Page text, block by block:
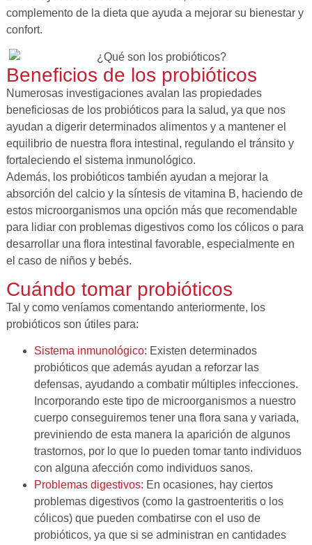
complemento de la dieta que ayuda a mejorar su bienestar y
confort.
Beneficios de los probióticos
Numerosas investigaciones avalan las propiedades
beneficiosas de los probióticos para la salud, ya que nos
ayudan a digerir determinados alimentos y a mantener el
equilibrio de nuestra flora intestinal, regulando el tránsito y
fortaleciendo el sistema inmunológico.
Además, los probióticos también ayudan a mejorar la
absorción del calcio y la síntesis de vitamina B, haciendo de
estos microorganismos una opción más que recomendable
para lidiar con problemas digestivos como los cólicos o para
desarrollar una flora intestinal favorable, especialmente en
el caso de niños y bebés.
Cuándo tomar probióticos
Tal y como veníamos comentando anteriormente, los
probióticos son útiles para:
Sistema inmunológico: Existen determinados
probióticos que además ayudan a reforzar las
defensas, ayudando a combatir múltiples infecciones.
Incorporando este tipo de microorganismos a nuestro
cuerpo conseguiremos tener una flora sana y variada,
previniendo de esta manera la aparición de algunos
trastornos, por lo que lo pueden tomar tanto individuos
con alguna afección como individuos sanos.
Problemas digestivos: En ocasiones, hay ciertos
problemas digestivos (como la gastroenteritis o los
cólicos) que pueden combatirse con el uso de
probióticos, ya que si se administran en cantidades